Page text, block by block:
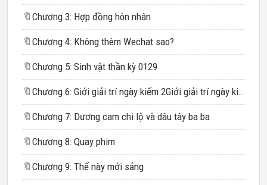
🔖 Chương 3: Hợp đồng hôn nhân
🔖 Chương 4: Không thêm Wechat sao?
🔖 Chương 5: Sinh vật thần kỳ 0129
🔖 Chương 6: Giới giải trí ngày kiếm 2Giới giải trí ngày kiếm 208 vạn08 vạn
🔖 Chương 7: Dương cam chi lộ và dâu tây ba ba
🔖 Chương 8: Quay phim
🔖 Chương 9: Thế này mới sảng